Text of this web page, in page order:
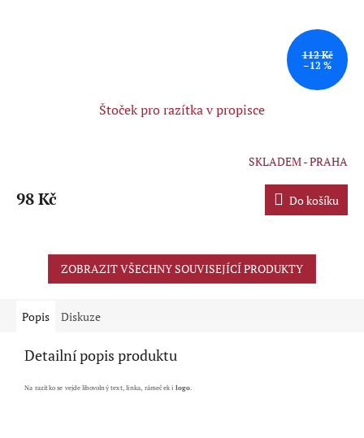
112 Kč
–12 %
Štoček pro razítka v propisce
produktu
je
hvězdiček.
SKLADEM - PRAHA
98 Kč Do košíku
ZOBRAZIT VŠECHNY SOUVISEJÍCÍ PRODUKTY
Popis Diskuze
Detailní popis produktu
Na razítko se vejde libovolný text, linka, rámeček i logo.